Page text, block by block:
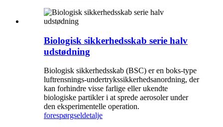
Biologisk sikkerhedsskab serie halv
udstødning
Biologisk sikkerhedsskab (BSC) er en boks-type
luftrensnings-undertrykssikkerhedsanordning, der
kan forhindre visse farlige eller ukendte
biologiske partikler i at sprede aerosoler under
den eksperimentelle operation.
forespørgseldetalje